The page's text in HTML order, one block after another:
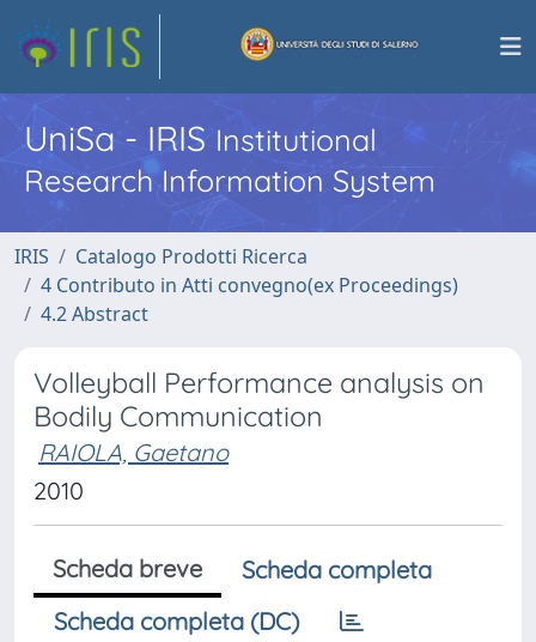
UniSa - IRISInstitutional
Research Information System
IRIS
Catalogo Prodotti Ricerca
4 Contributo in Atti convegno(ex Proceedings)
4.2 Abstract
Volleyball Performance analysis on
Bodily Communication
RAIOLA, Gaetano
2010
Scheda breve
Scheda completa
Scheda completa (DC)